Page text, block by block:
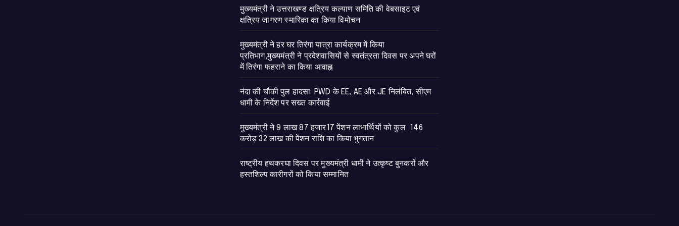
मुख्यमंत्री ने उत्तराखण्ड क्षत्रिय कल्याण समिति की वेबसाइट एवं
क्षत्रिय जागरण स्मारिका का किया विमोचन
मुख्यमंत्री ने हर घर तिरंगा यात्रा कार्यक्रम में किया
प्रतिभाग,मुख्यमंत्री ने प्रदेशवासियों से स्वतंत्रता दिवस पर अपने घरों
में तिरंगा फहराने का किया आवाह्न
नंदा की चौकी पुल हादसा: PWD के EE, AE और JE निलंबित, सीएम
धामी के निर्देश पर सख्त कार्रवाई
मुख्यमंत्री ने 9 लाख 87 हजार17 पेंशन लाभार्थियों को कुल 146
करोड़ 32 लाख की पेंशन राशि का किया भुगतान
राष्ट्रीय हथकरघा दिवस पर मुख्यमंत्री धामी ने उत्कृष्ट बुनकरों और
हस्तशिल्प कारीगरों को किया सम्मानित